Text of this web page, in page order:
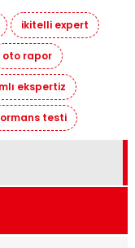
ikitelli expert
oto rapor
ekspertiz
testi